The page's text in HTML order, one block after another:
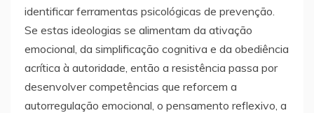
identificar ferramentas psicológicas de prevenção.
Se estas ideologias se alimentam da ativação
emocional, da simplificação cognitiva e da obediência
acrítica à autoridade, então a resistência passa por
desenvolver competências que reforcem a
autorregulação emocional, o pensamento reflexivo, a